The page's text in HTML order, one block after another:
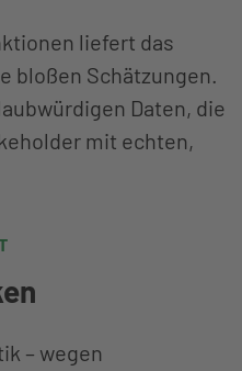
liefert das
bloßen Schätzungen.
Daten, die
mit echten,
– wegen